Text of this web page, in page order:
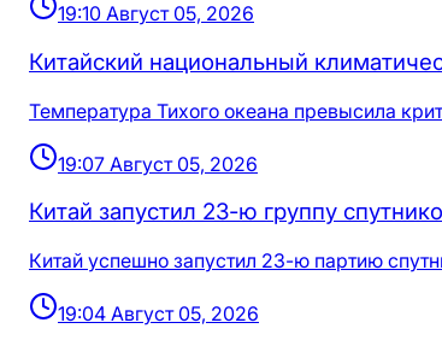
19:10 Август 05, 2026
Китайский национальный
Температура Тихого океана превысила
19:07 Август 05, 2026
Китай запустил 23-ю группу
Китай успешно запустил 23-ю партию
19:04 Август 05, 2026